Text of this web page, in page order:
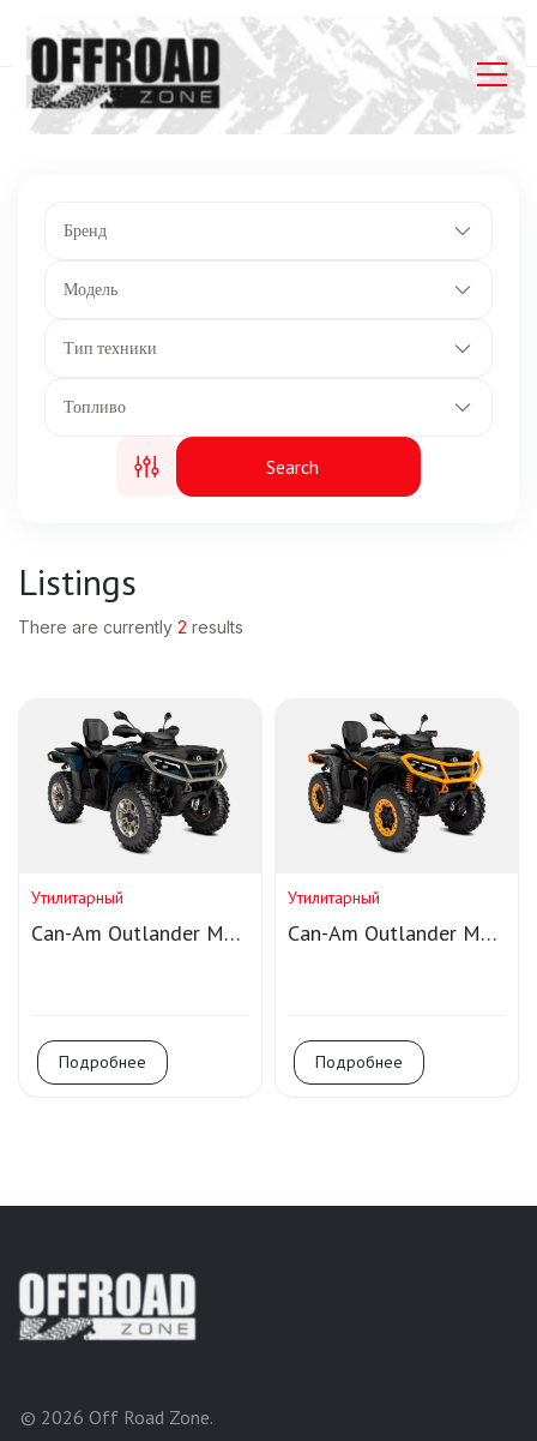
Главная Listings ABS
Бренд
Модель
Тип техники
Топливо
Search
Listings
There are currently 2 results
Утилитарный
Can-Am Outlander MAX
Подробнее
Утилитарный
Can-Am Outlander MAX
Подробнее
© 2026 Off Road Zone.